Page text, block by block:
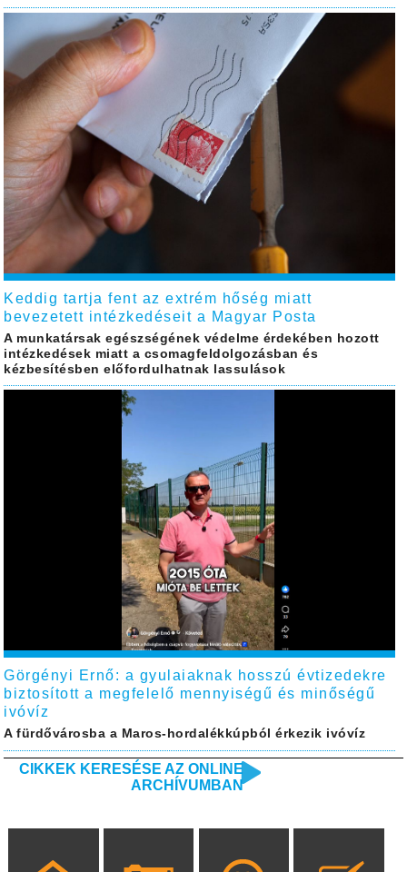
Keddig tartja fent az extrém hőség miatt
bevezetett intézkedéseit a Magyar Posta
A munkatársak egészségének védelme érdekében hozott
intézkedések miatt a csomagfeldolgozásban és
kézbesítésben előfordulhatnak lassulások
Görgényi Ernő: a gyulaiaknak hosszú évtizedekre
biztosított a megfelelő mennyiségű és minőségű
ivóvíz
A fürdővárosba a Maros-hordalékkúpból érkezik ivóvíz
CIKKEK KERESÉSE AZ ONLINE
ARCHÍVUMBAN